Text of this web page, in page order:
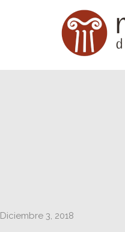
Diciembre 3, 2018